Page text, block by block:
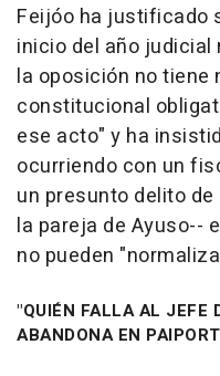
Feijóo ha justificado
inicio del año
la oposición no tiene
constitucional
ese acto" y ha
ocurriendo con un
un presunto delito
la pareja de Ayuso--
no pueden
"QUIÉN FALLA AL JEFE
ABANDONA EN